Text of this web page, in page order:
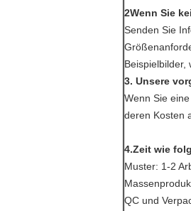
2Wenn Sie
Senden Sie
Beispielbilder,
3. Unsere
Wenn Sie
deren Kosten
4.Zeit wie
Muster: 1-2
QC und